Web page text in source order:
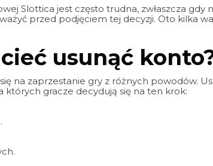
Slottica jest często trudna, zwłaszcza
przed podjęciem tej decyzji. Oto kilka
usunąć
na zaprzestanie gry z różnych powodów.
których gracze decydują się na ten krok: